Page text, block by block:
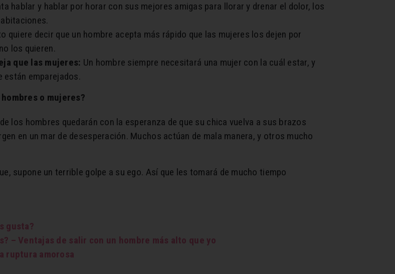
hablar y hablar por horar con sus mejores amigas para llorar y drenar el dolor, los
quiere decir que un hombre acepta más rápido que las mujeres los dejen por
los quieren.
que las mujeres: Un hombre siempre necesitará una mujer con la cuál estar, y
están emparejados.
o mujeres?
los hombres quedarán con la esperanza de que su chica vuelva a sus brazos
en un mar de desesperación. Muchos actúan de mala manera, y otros mucho
supone un terrible golpe a su ego. Así que les tomará de mucho tiempo
gusta?
– Ventajas de salir con un hombre más alto que yo
ruptura amorosa